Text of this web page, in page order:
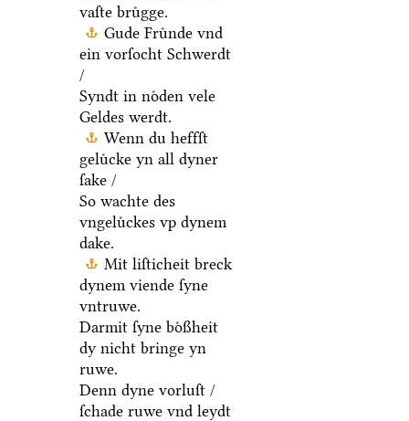
vaſte bruͤgge.
Gude Fruͤnde vnd
ein vorſocht Schwerdt
/
Syndt in noͤden vele
Geldes werdt.
Wenn du heffſt
geluͤcke yn all dyner
ſake /
So wachte des
vngeluͤckes vp dynem
dake.
Mit liſticheit breck
dynem viende ſyne
vntruwe.
Darmit ſyne boͤßheit
dy nicht bringe yn
ruwe.
Denn dyne vorluſt /
ſchade ruwe vnd leydt